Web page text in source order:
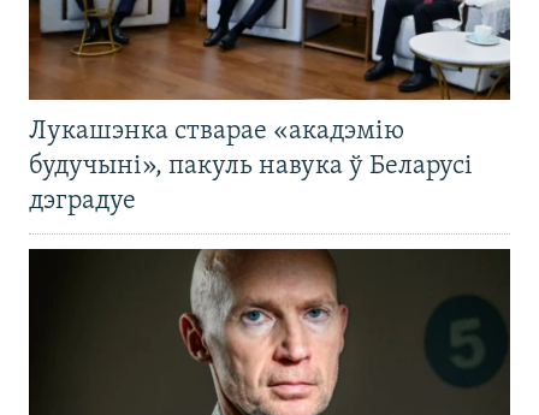
Лукашэнка стварае «акадэмію
будучыні», пакуль навука ў Беларусі
дэградуе